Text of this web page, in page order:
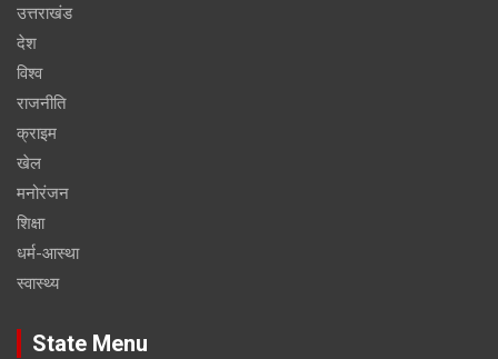
उत्तराखंड
देश
विश्व
राजनीति
क्राइम
खेल
मनोरंजन
शिक्षा
धर्म-आस्था
स्वास्थ्य
State Menu